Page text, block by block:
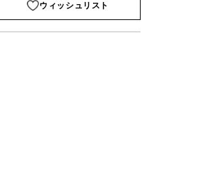
ウィッシュリスト